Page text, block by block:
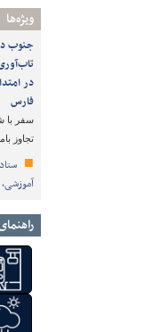
ویژه‌ها
جنوب
در
فارس
سفر با
تجاوز